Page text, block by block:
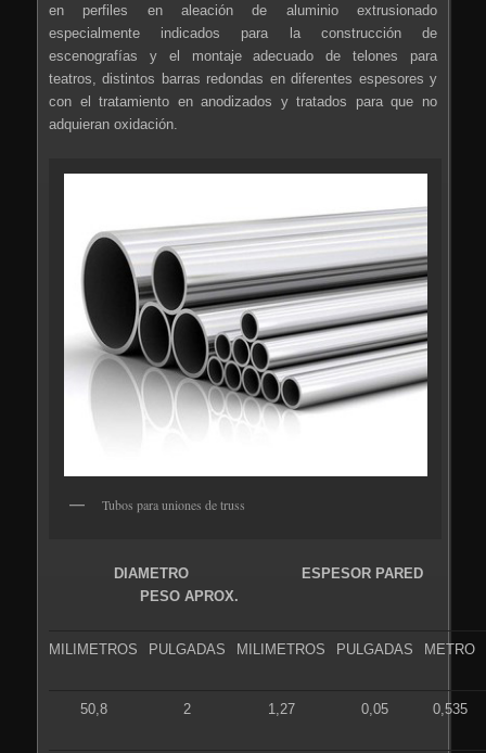
en perfiles en aleación de aluminio extrusionado
especialmente indicados para la construcción de
escenografías y el montaje adecuado de telones para
teatros, distintos barras redondas en diferentes espesores y
con el tratamiento en anodizados y tratados para que no
adquieran oxidación.
Tubos para uniones de truss
DIAMETRO ESPESOR PARED
PESO APROX.
MILIMETROS PULGADAS MILIMETROS PULGADAS METRO
50,8 2 1,27 0,05 0,535